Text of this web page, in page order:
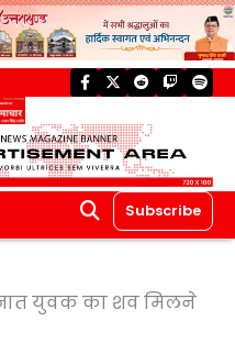
facebook
twitterreddittwitch
Subscribe
युवक का शव मिलने